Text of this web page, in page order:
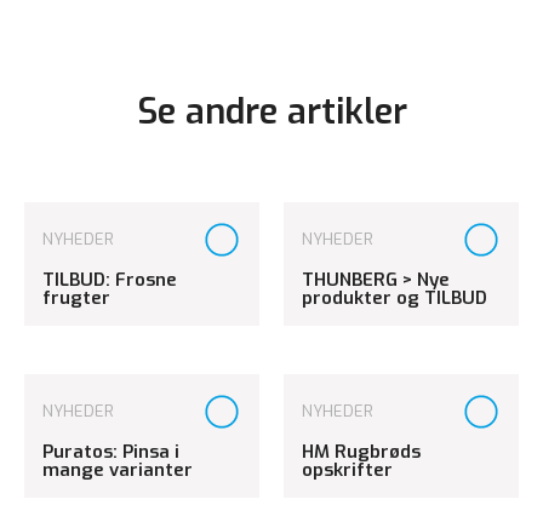
Se andre artikler
NYHEDER
TILBUD: Frosne
frugter
NYHEDER
THUNBERG > Nye
produkter og TILBUD
NYHEDER
Puratos: Pinsa i
mange varianter
NYHEDER
HM Rugbrøds
opskrifter